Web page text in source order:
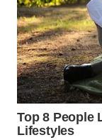
WAHANA
OTOMOTIF
WAHANA
HEALTH
WAHANA